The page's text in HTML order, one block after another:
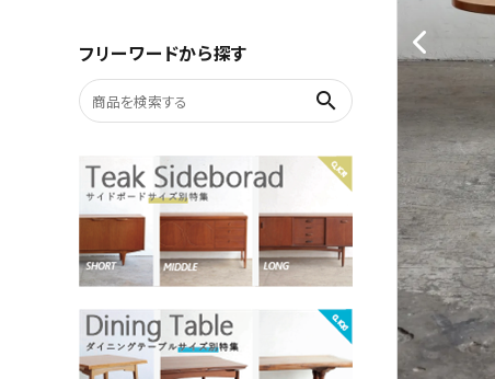
雑貨
お気に入りリスト
フリーワードから探す
search